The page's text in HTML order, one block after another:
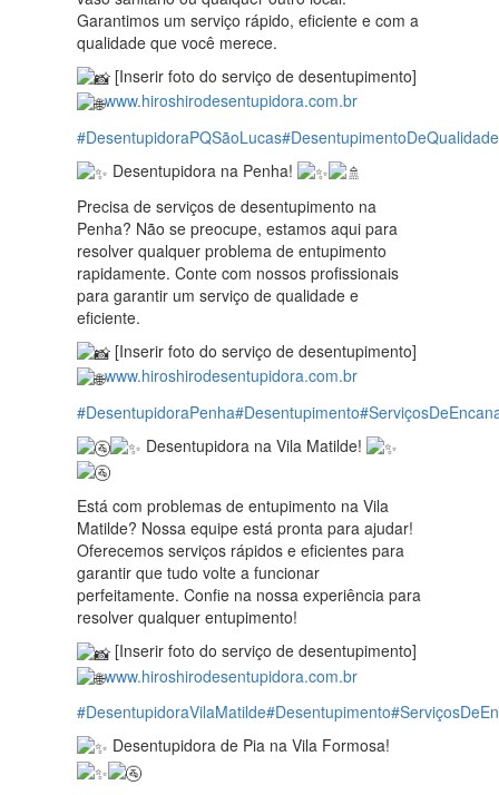
Garantimos um serviço rápido, eficiente e com a
qualidade que você merece.
[Inserir foto do serviço de desentupimento]
www.hiroshirodesentupidora.com.br
#DesentupidoraPQSãoLucas#DesentupimentoDeQualidade
Desentupidora na Penha!
Precisa de serviços de desentupimento na
Penha? Não se preocupe, estamos aqui para
resolver qualquer problema de entupimento
rapidamente. Conte com nossos profissionais
para garantir um serviço de qualidade e
eficiente.
[Inserir foto do serviço de desentupimento]
www.hiroshirodesentupidora.com.br
#DesentupidoraPenha#Desentupimento
Desentupidora na Vila Matilde!
Está com problemas de entupimento na Vila
Matilde? Nossa equipe está pronta para ajudar!
Oferecemos serviços rápidos e eficientes para
garantir que tudo volte a funcionar
perfeitamente. Confie na nossa experiência para
resolver qualquer entupimento!
[Inserir foto do serviço de desentupimento]
www.hiroshirodesentupidora.com.br
#DesentupidoraVilaMatilde#Desentupimento
Desentupidora de Pia na Vila Formosa!